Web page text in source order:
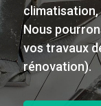
climatisation
Nous
vostravaux
rénovation).